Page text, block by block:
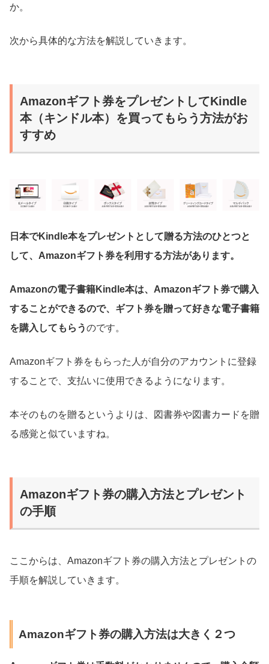
か。
次から具体的な方法を解説していきます。
Amazonギフト券をプレゼントしてKindle
本（キンドル本）を買ってもらう方法がお
すすめ
日本でKindle本をプレゼントとして贈る方法のひとつと
して、Amazonギフト券を利用する方法があります。
Amazonの電子書籍Kindle本は、Amazonギフト券で購入
することができるので、ギフト券を贈って好きな電子書籍
を購入してもらうのです。
Amazonギフト券をもらった人が自分のアカウントに登録
することで、支払いに使用できるようになります。
本そのものを贈るというよりは、図書券や図書カードを贈
る感覚と似ていますね。
Amazonギフト券の購入方法とプレゼント
の手順
ここからは、Amazonギフト券の購入方法とプレゼントの
手順を解説していきます。
Amazonギフト券の購入方法は大きく２つ